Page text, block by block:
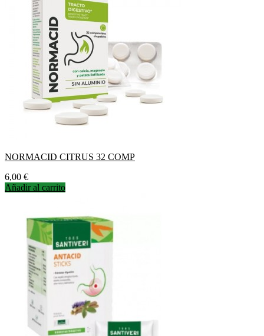
NORMACID CITRUS 32 COMP
Precio
6,00 €
Añadir al carrito